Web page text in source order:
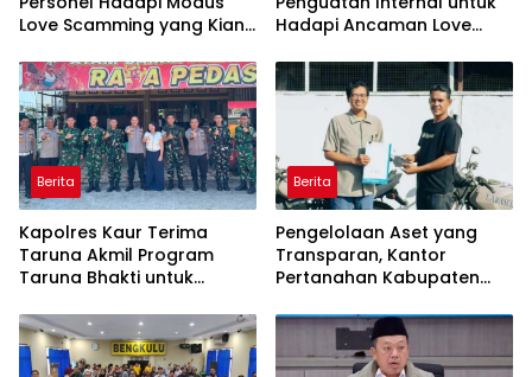
Love Scamming yang Kian
Hadapi Ancaman Love
Berita
Kapolres Kaur Terima
Taruna Akmil Program
Taruna Bhakti untuk
Rakyat Kabupaten Kaur
Berita
Pengelolaan Aset yang
Transparan, Kantor
Pertanahan Kabupaten
kepada Pemenang Lelang